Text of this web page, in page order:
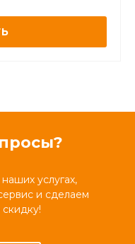
услугах,
и сделаем